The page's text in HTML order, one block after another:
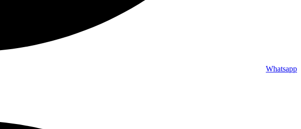
Whatsapp